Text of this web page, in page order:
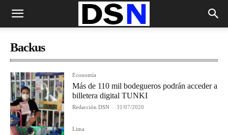
Backus
Economía
Más de 110 mil bodegueros podrán acceder a
billetera digital TUNKI
Redacción DSN - 31/07/2020
Lima